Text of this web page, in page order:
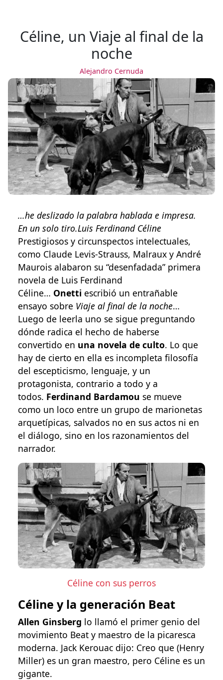
Céline, un Viaje al final de la
noche
Alejandro Cernuda
…he deslizado la palabra hablada e impresa.
En un solo tiro.Luis Ferdinand Céline
Prestigiosos y circunspectos intelectuales,
como Claude Levis-Strauss, Malraux y André
Maurois alabaron su “desenfadada” primera
novela de Luis Ferdinand
Céline… Onetti escribió un entrañable
ensayo sobre Viaje al final de la noche…
Luego de leerla uno se sigue preguntando
dónde radica el hecho de haberse
convertido en una novela de culto. Lo que
hay de cierto en ella es incompleta filosofía
del escepticismo, lenguaje, y un
protagonista, contrario a todo y a
todos. Ferdinand Bardamou se mueve
como un loco entre un grupo de marionetas
arquetípicas, salvados no en sus actos ni en
el diálogo, sino en los razonamientos del
narrador.
Céline con sus perros
Céline y la generación Beat
Allen Ginsberg lo llamó el primer genio del
movimiento Beat y maestro de la picaresca
moderna. Jack Kerouac dijo: Creo que (Henry
Miller) es un gran maestro, pero Céline es un
gigante.